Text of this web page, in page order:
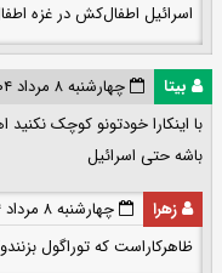
اسرائیل اطفال‌کش در غزه
بیتا
چهارشنبه ۸ مرداد ۱۴۰۴ ۲۰:۳۱:۳۶
با اینکارا خودتونو کوچک
باشه حتی اسرائیل
زهرا
چهارشنبه ۸ مرداد ۱۴۰۴ ۲۱:۰۵:۴۰
ظاهرکاراست که توراگول